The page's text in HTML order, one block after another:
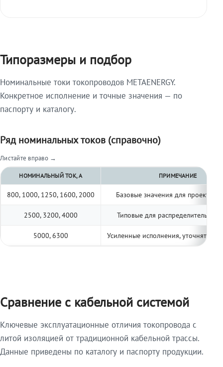
Типоразмеры и подбор
Номинальные токи токопроводов METAENERGY.
Конкретное исполнение и точные значения — по
паспорту и каталогу.
Ряд номинальных токов (справочно)
Листайте вправо →
НОМИНАЛЬНЫЙ ТОК, А ПРИМЕЧАНИЕ
800, 1000, 1250, 1600, 2000 Базовые значения для
2500, 3200, 4000 Типовые для распределительных
5000, 6300 Усиленные исполнения, уточнять по
Сравнение с кабельной системой
Ключевые эксплуатационные отличия токопровода с
литой изоляцией от традиционной кабельной трассы.
Данные приведены по каталогу и паспорту продукции.